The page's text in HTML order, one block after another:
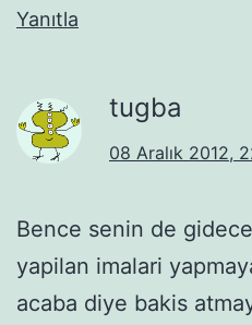
Yanıtla
tugba
08 Aralık 2012,
Bence senin de
yapilan imalari
acaba diye bakis